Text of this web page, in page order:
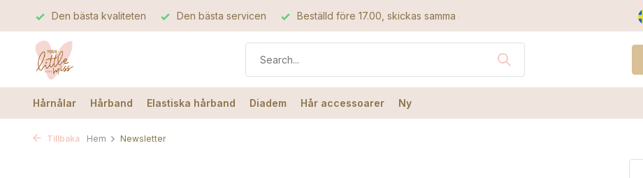
Den bästa kvaliteten Den bästa servicen Beställd före 17.00, skickas samma dag
Hårnålar Hårband Elastiska hårband Diadem Hår accessoarer Ny
Tillbaka Hem Newsletter